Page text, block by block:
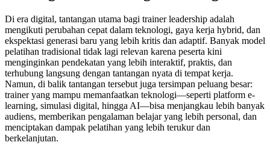
Di era digital, tantangan utama bagi trainer leadership adalah
mengikuti perubahan cepat dalam teknologi, gaya kerja hybrid, dan
ekspektasi generasi baru yang lebih kritis dan adaptif. Banyak model
pelatihan tradisional tidak lagi relevan karena peserta kini
menginginkan pendekatan yang lebih interaktif, praktis, dan
terhubung langsung dengan tantangan nyata di tempat kerja.
Namun, di balik tantangan tersebut juga tersimpan peluang besar:
trainer yang mampu memanfaatkan teknologi—seperti platform e-
learning, simulasi digital, hingga AI—bisa menjangkau lebih banyak
audiens, memberikan pengalaman belajar yang lebih personal, dan
menciptakan dampak pelatihan yang lebih terukur dan
berkelanjutan.